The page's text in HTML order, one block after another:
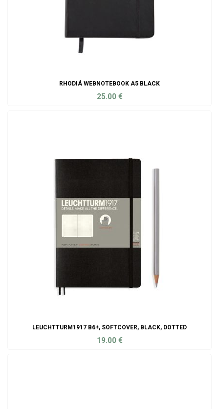
RHODIÁ WEBNOTEBOOK A5 BLACK
25.00 €
LEUCHTTURM1917 B6+, SOFTCOVER, BLACK, DOTTED
19.00 €